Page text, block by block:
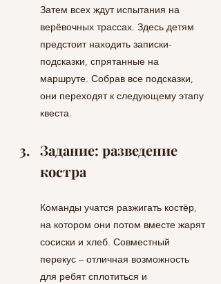
Затем всех ждут испытания на
верёвочных трассах. Здесь детям
предстоит находить записки-
подсказки, спрятанные на
маршруте. Собрав все подсказки,
они переходят к следующему этапу
квеста.
Задание: разведение
костра
Команды учатся разжигать костёр,
на котором они потом вместе жарят
сосиски и хлеб. Совместный
перекус – отличная возможность
для ребят сплотиться и